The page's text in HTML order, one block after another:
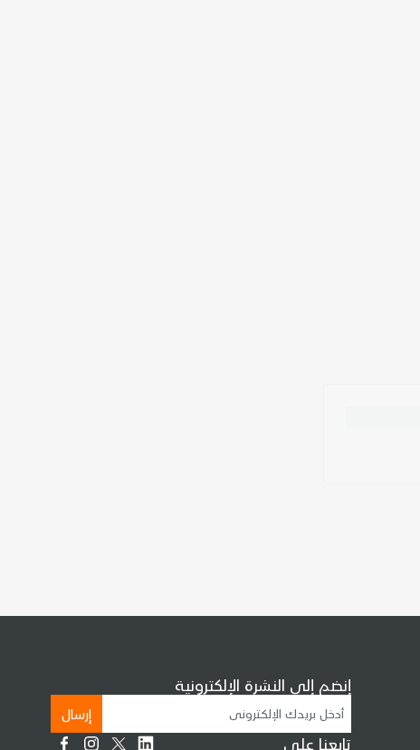
إنضم إلى النشرة الإلكترونية
إرسال
تابعنا على